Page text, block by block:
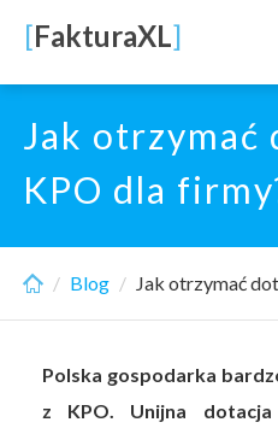
main
content
[FakturaXL]
Jak otrzymać
KPO dla
Blog Jak otrzymać
Polska gospodarka
z KPO. Unijna